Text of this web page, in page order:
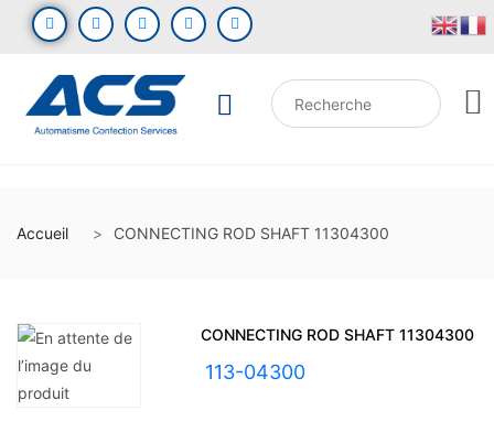
Accueil CONNECTING ROD SHAFT 11304300
CONNECTING ROD SHAFT 11304300
113-04300